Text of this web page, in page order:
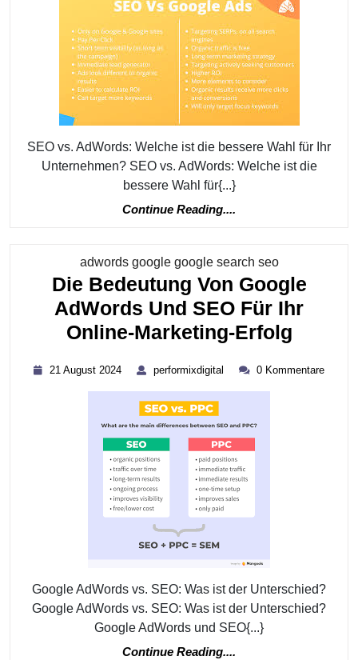
Richtige
Strategie
Für
Ihr
Unternehmen
Wählen
SEO vs. AdWords: Welche ist die bessere Wahl für Ihr
Unternehmen? SEO vs. AdWords: Welche ist die
bessere Wahl für{...}
Continue Reading....
adwords google google search seoKategorie
Die Bedeutung Von Google
AdWords Und SEO Für Ihr
Online-Marketing-ErfolgDie
Von
Erfolg
21 August 2024 performixdigital performixdigital
0 Kommentare
Google AdWords vs. SEO: Was ist der Unterschied?
Google AdWords vs. SEO: Was ist der Unterschied?
Google AdWords und SEO{...}
Continue Reading....